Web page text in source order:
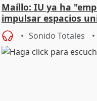
Maíllo: IU ya ha
impulsar espacios
Sonido Totales